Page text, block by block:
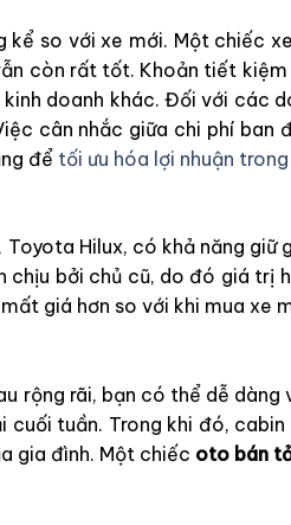
kể so với xe mới. Một chiếc
còn rất tốt. Khoản tiết
doanh khác. Đối với các
cân nhắc giữa chi phí ban
để tối ưu hóa lợi nhuận
Hilux, có khả năng
bởi chủ cũ, do đó giá trị
giá hơn so với khi mua xe
rộng rãi, bạn có thể dễ
tuần. Trong khi đó,
gia đình. Một chiếc oto bán